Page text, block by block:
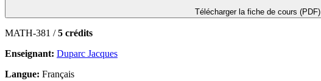
Télécharger la fiche de cours (PDF)
MATH-381 /5 crédits
Enseignant: Duparc Jacques
Langue: Français